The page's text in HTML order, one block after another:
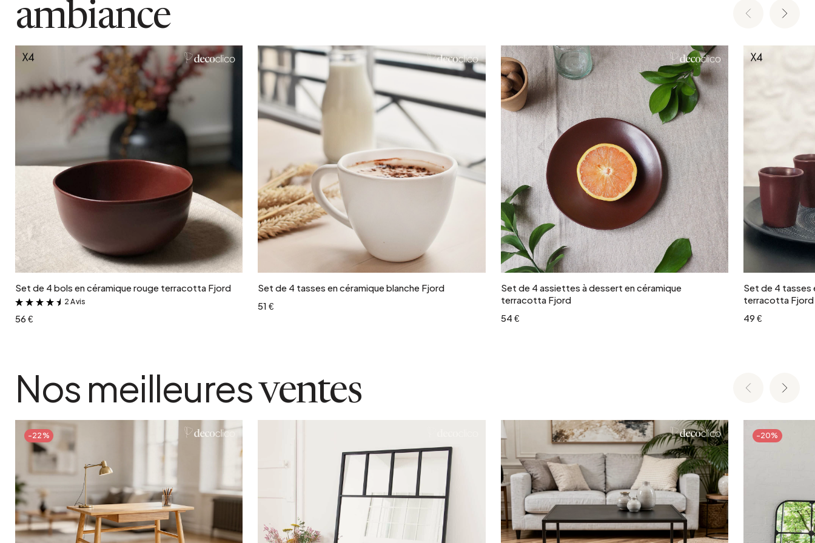
contenance
37.5 cl (plein)
couleur
Rouge
dimensions colis
L 0.24 x l 0.24 x h 0.12 m
matiere detaillee
Céramique (grès)
poids colis
2 kg
Rouge terracotta
ambiance
Ajouter au panier
Set de 4 bols en céramique rouge terracotta Fjord
&
2 Avis
56 €
Ajouter au panier
Set de 4 tasses en céramique blanche Fjord
51 €
Ajouter au panier
Set de 4 assiettes à dessert en céramique
terracotta Fjord
54 €
Set de 4 tasses
terracotta Fjord
49 €
Nos meilleuresventes
-22% -20%